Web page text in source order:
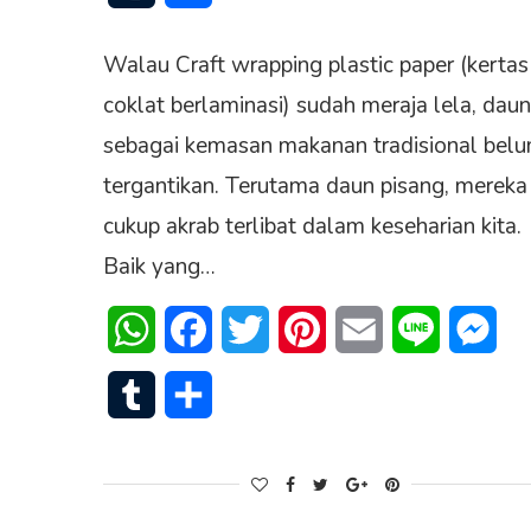
Walau Craft wrapping plastic paper (kertas
coklat berlaminasi) sudah meraja lela, daun
sebagai kemasan makanan tradisional
tergantikan. Terutama daun pisang, mereka
cukup akrab terlibat dalam keseharian kita.
Baik yang…
WhatsAppFacebookTwitter PinterestEmail Line
Tumblr